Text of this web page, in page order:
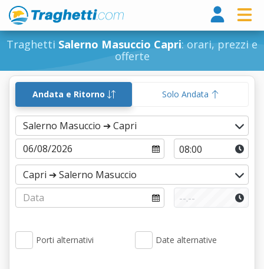
Traghetti Salerno Masuccio Capri: orari, prezzi e
offerte
Andata e Ritorno Solo Andata
Porti alternativi Date alternative